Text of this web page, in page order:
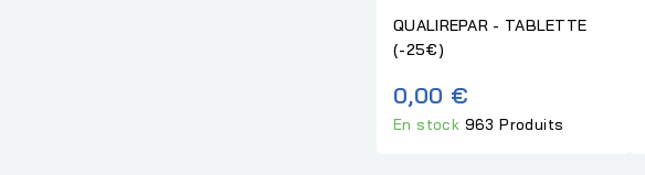
QUALIREPAR - TABLETTE
(-25€)
0,00 €
En stock 963 Produits